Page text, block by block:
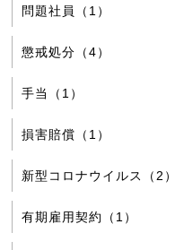
問題社員（1）
懲戒処分（4）
手当（1）
損害賠償（1）
新型コロナウイルス（2）
有期雇用契約（1）